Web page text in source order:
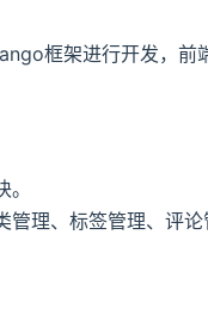
框架进行开发，前
理、标签管理、评论